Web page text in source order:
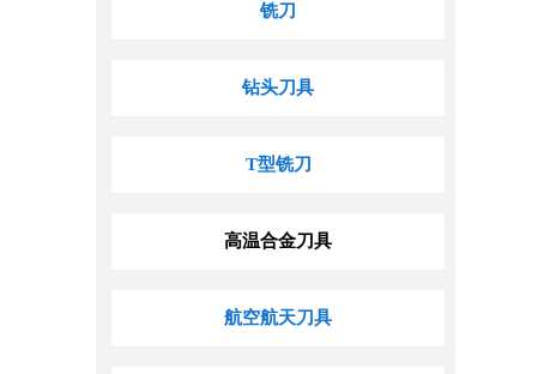
铣刀
钻头刀具
T型铣刀
高温合金刀具
航空航天刀具